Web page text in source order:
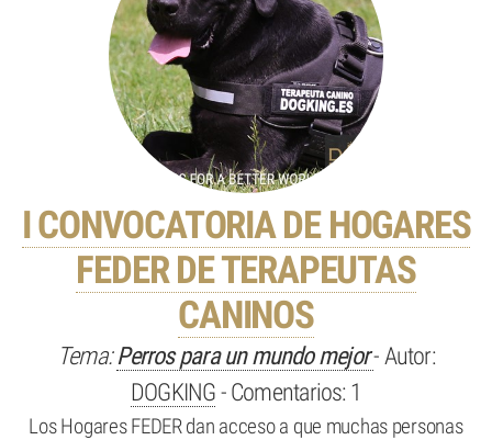
I CONVOCATORIA DE HOGARES
FEDER DE TERAPEUTAS
CANINOS
Tema:Perros para un mundo mejor- Autor:
DOGKING- Comentarios: 1
Los Hogares FEDER dan acceso a que muchas personas